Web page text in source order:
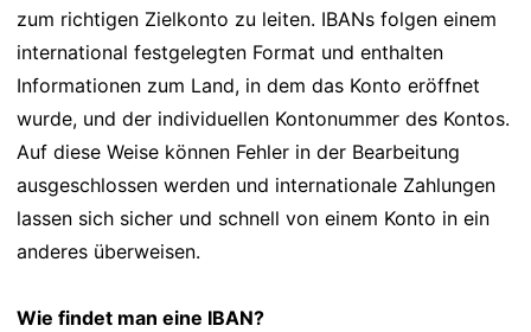
zum richtigen Zielkonto zu leiten. IBANs folgen einem
international festgelegten Format und enthalten
Informationen zum Land, in dem das Konto eröffnet
wurde, und der individuellen Kontonummer des Kontos.
Auf diese Weise können Fehler in der Bearbeitung
ausgeschlossen werden und internationale Zahlungen
lassen sich sicher und schnell von einem Konto in ein
anderes überweisen.
Wie findet man eine IBAN?